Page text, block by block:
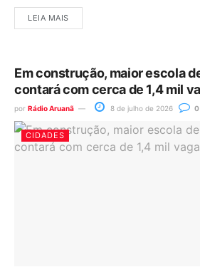
LEIA MAIS
Em construção, maior escola
contará com cerca de 1,4 mil
por Rádio Aruanã 8 de julho de 2026 0
CIDADES